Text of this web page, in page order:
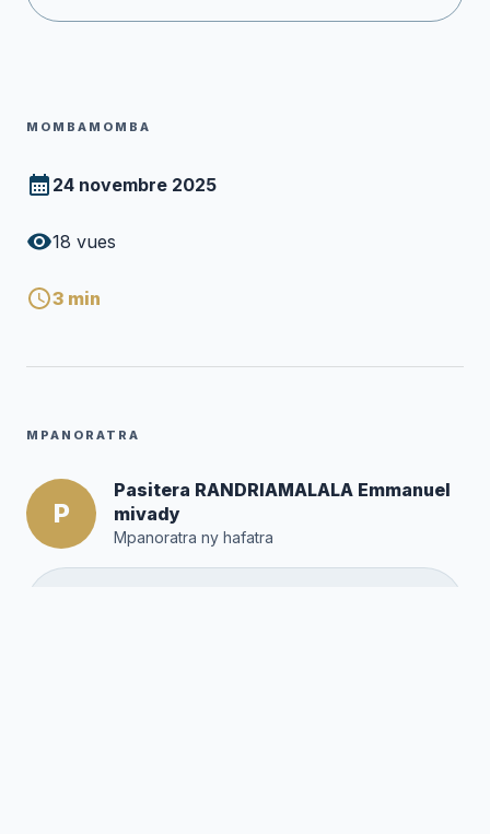
MOMBAMOMBA
24 novembre 2025
18 vues
3 min
MPANORATRA
P
Pasitera RANDRIAMALALA Emmanuel
mivady
Mpanoratra ny hafatra